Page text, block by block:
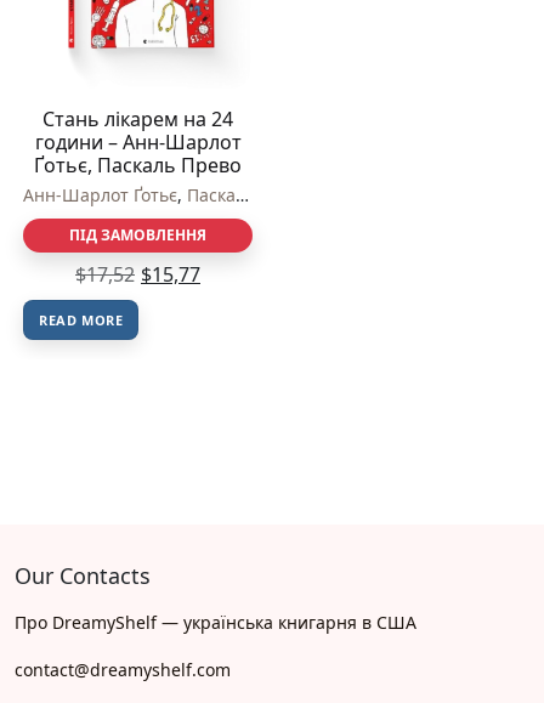
Стань лікарем на 24
години – Анн-Шарлот
Ґотьє, Паскаль Прево
Анн-Шарлот Ґотьє, Паскаль Прево
ПІД ЗАМОВЛЕННЯ
$17,52 $15,77
READ MORE
Our Contacts
Про DreamyShelf — українська книгарня в США
contact@dreamyshelf.com